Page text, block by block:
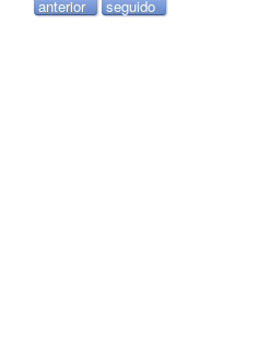
anterior seguido